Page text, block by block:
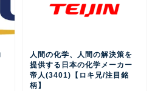
人間の化学、人間の解決策を
提供する日本の化学メーカー
帝人(3401)【ロキ兄/注目銘
柄】